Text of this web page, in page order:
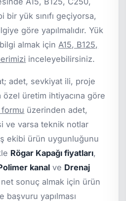
bir yük sınıfı geçiyorsa,
göre yapılmalıdır. Yük
bilgi almak içinA15, B125,
inceleyebilirsiniz.
adet, sevkiyat ili, proje
üretim ihtiyacına göre
üzerinden adet,
ve varsa teknik notlar
ekibi ürün uygunluğunu
Rögar Kapağı fiyatları,
kanal ve Drenaj
net sonuç almak için ürün
başvuru yapılması